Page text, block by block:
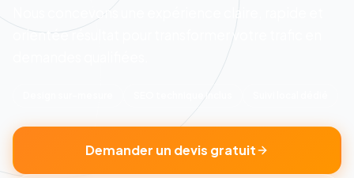
Nous concevons une expérience claire, rapide et
orientée résultat pour transformer votre trafic en
SEO technique inclus
Demander un devis gratuit